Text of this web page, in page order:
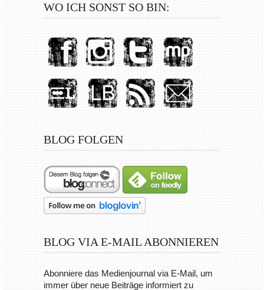
BLOG FOLGEN
BLOG VIA E-MAIL ABONNIEREN
Abonniere das Medienjournal via E-Mail, um
immer über neue Beiträge informiert zu
E-
Mail-
Abonnieren